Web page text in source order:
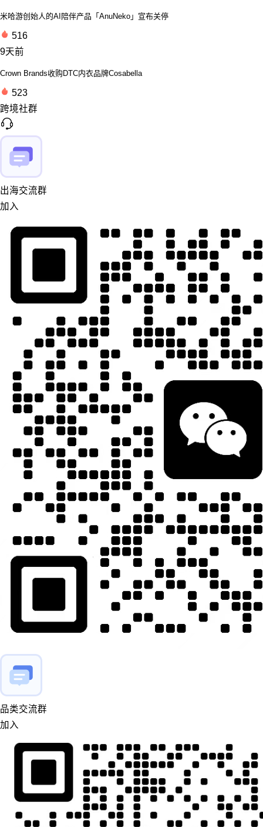
米哈游创始人的AI陪伴产品「AnuNeko」宣布关停
516
9天前
Crown Brands收购DTC内衣品牌Cosabella
523
跨境社群
出海交流群
加入
品类交流群
加入